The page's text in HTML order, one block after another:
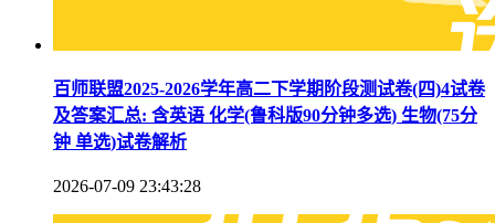
百师联盟2025-2026学年高二下学期阶段测试卷(四)4试卷
及答案汇总: 含英语 化学(鲁科版90分钟多选) 生物(75分
钟 单选)试卷解析
2026-07-09 23:43:28